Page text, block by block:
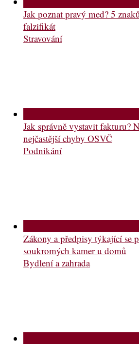
Jak poznat pravý med? 5
falzifikát
Stravování
Jak správně vystavit fakturu?
nejčastější chyby OSVČ
Podnikání
Zákony a předpisy týkající se
soukromých kamer u domů
Bydlení a zahrada